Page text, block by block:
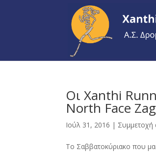
Οι Xanthi
North Face
Ιούλ 31, 2016 | Συμμετοχή
To Σαββατοκύριακο που